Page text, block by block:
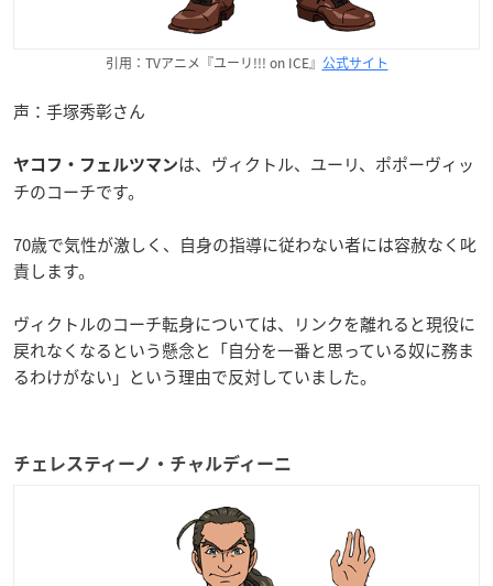
引用：TVアニメ『ユーリ!!! on ICE』 公式サイト
声：手塚秀彰さん
ヤコフ・フェルツマンは、ヴィクトル、ユーリ、ポポーヴィッ
チのコーチです。
70歳で気性が激しく、自身の指導に従わない者には容赦なく叱
責します。
ヴィクトルのコーチ転身については、リンクを離れると現役に
戻れなくなるという懸念と「自分を一番と思っている奴に務ま
るわけがない」という理由で反対していました。
チェレスティーノ・チャルディーニ